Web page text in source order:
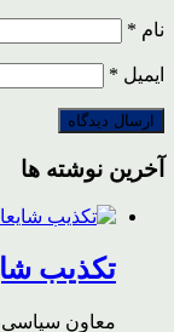
نام *
ایمیل *
آخرین نوشته ها
تکذیب
معاون سیاسی،